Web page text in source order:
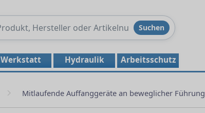
Produkte
Suchen
Werkstatt Hydraulik Arbeitsschutz
Mitlaufende Auffanggeräte an beweglicher Führung